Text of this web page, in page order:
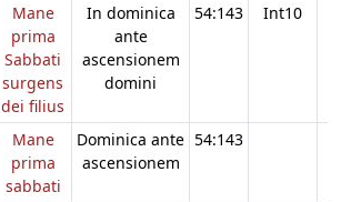
Mane
prima
Sabbati
surgens
dei filius
In dominica
ante
ascensionem
domini
54:143 Int10
Mane
prima
sabbati
Dominica ante
ascensionem
54:143